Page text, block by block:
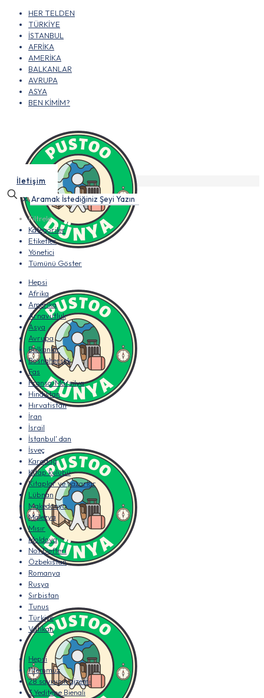
HER TELDEN
TÜRKİYE
İSTANBUL
AFRİKA
AMERİKA
BALKANLAR
AVRUPA
ASYA
BEN KİMİM?
İletişim
✕
Filtrele
Kategoriler
Etiketler
Yönetici
Tümünü Göster
Hepsi
Afrika
Amerika
Arnavutluk
Asya
Avrupa
Balkanlar
Bosnahersek
Fas
Fransa/Marsilya
Hindistan
Hırvatistan
İran
İsrail
İstanbul' dan
İsveç
Karadağ
Kitap kulübü
Kitaplar ve yazarlar
Lübnan
Makedonya
Malezya
Mısır
Moldova
Not Defteri
Özbekistan
Romanya
Rusya
Sırbistan
Tunus
Türkiye
Vatikan
Hepsi
11temmuz
28 sayısının gizemi
3.Yeditepe Bienali